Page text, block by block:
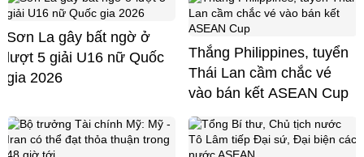
Sơn La gây bất ngờ ở
lượt 5 giải U16 nữ Quốc
gia 2026
Thắng Philippines, tuyển
Thái Lan cầm chắc vé
vào bán kết ASEAN Cup